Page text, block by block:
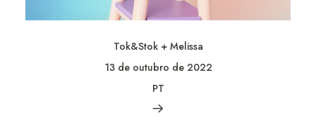
Tok&Stok + Melissa
13 de outubro de 2022
PT